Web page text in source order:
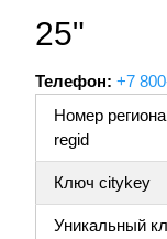
25"
Телефон: +7
Номер региона
regid
Ключ citykey
Уникальный